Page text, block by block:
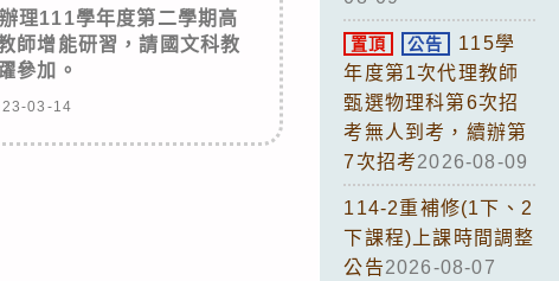
理111學年度第二學期高
師增能研習，請國文科教
參加。
03-14
置頂 公告
115學
年度第1次代理教師
甄選物理科第6次招
考無人到考，續辦第
7次招考2026-08-09
114-2重補修(1下、2
下課程)上課時間調整
公告2026-08-07